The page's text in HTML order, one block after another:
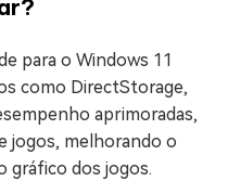
para o Windows 11
como DirectStorage,
aprimoradas,
jogos, melhorando o
gráfico dos jogos.